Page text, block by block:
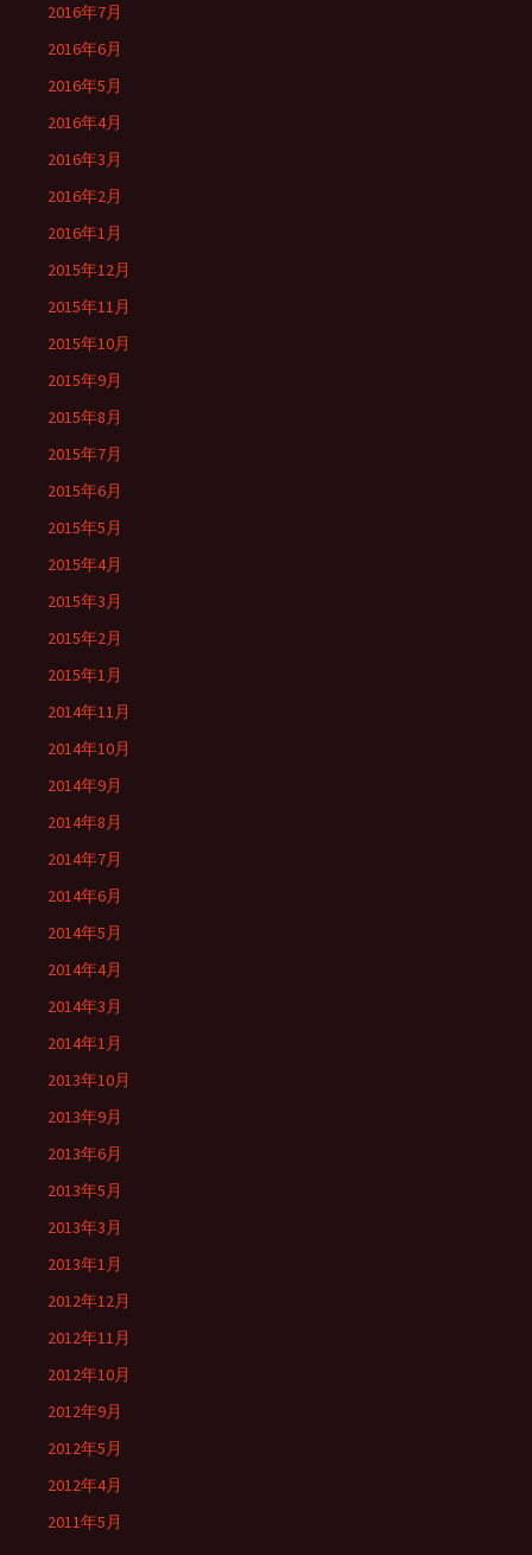
2016年7月
2016年6月
2016年5月
2016年4月
2016年3月
2016年2月
2016年1月
2015年12月
2015年11月
2015年10月
2015年9月
2015年8月
2015年7月
2015年6月
2015年5月
2015年4月
2015年3月
2015年2月
2015年1月
2014年11月
2014年10月
2014年9月
2014年8月
2014年7月
2014年6月
2014年5月
2014年4月
2014年3月
2014年1月
2013年10月
2013年9月
2013年6月
2013年5月
2013年3月
2013年1月
2012年12月
2012年11月
2012年10月
2012年9月
2012年5月
2012年4月
2011年5月